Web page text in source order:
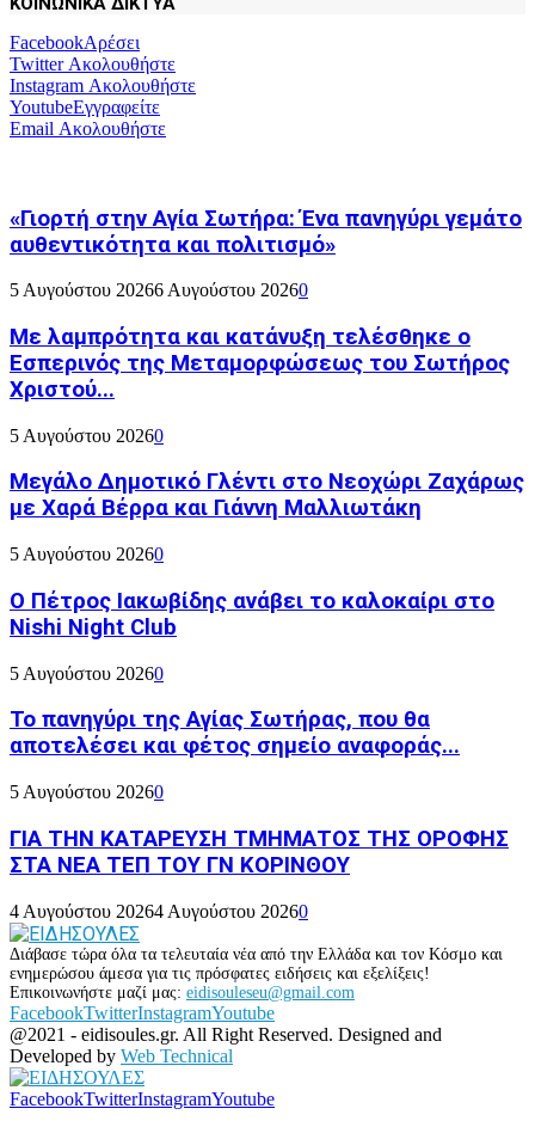
FacebookΑρέσει
TwitterΑκολουθήστε
Instagram Ακολουθήστε
YoutubeΕγγραφείτε
Email Ακολουθήστε
«Γιορτή στην Αγία Σωτήρα: Ένα πανηγύρι γεμάτο
αυθεντικότητα και πολιτισμό»
5 Αυγούστου 20266 Αυγούστου 20260
Με λαμπρότητα και κατάνυξη τελέσθηκε ο
Εσπερινός της Μεταμορφώσεως του Σωτήρος
Χριστού...
5 Αυγούστου 20260
Μεγάλο Δημοτικό Γλέντι στο Νεοχώρι Ζαχάρως
με Χαρά Βέρρα και Γιάννη Μαλλιωτάκη
5 Αυγούστου 20260
Ο Πέτρος Ιακωβίδης ανάβει το καλοκαίρι στο
Nishi Night Club
5 Αυγούστου 20260
Το πανηγύρι της Αγίας Σωτήρας, που θα
αποτελέσει και φέτος σημείο αναφοράς...
5 Αυγούστου 20260
ΓΙΑ ΤΗΝ ΚΑΤΑΡΕΥΣΗ ΤΜΗΜΑΤΟΣ ΤΗΣ ΟΡΟΦΗΣ
ΣΤΑ ΝΕΑ ΤΕΠ ΤΟΥ ΓΝ ΚΟΡΙΝΘΟΥ
4 Αυγούστου 20264 Αυγούστου 20260
Διάβασε τώρα όλα τα τελευταία νέα από την Ελλάδα και τον Κόσμο και
ενημερώσου άμεσα για τις πρόσφατες ειδήσεις και εξελίξεις!
Επικοινωνήστε μαζί μας: eidisouleseu@gmail.com
FacebookTwitterInstagramYoutube
@2021 - eidisoules.gr. All Right Reserved. Designed and
Developed by Web Technical
FacebookTwitterInstagramYoutube